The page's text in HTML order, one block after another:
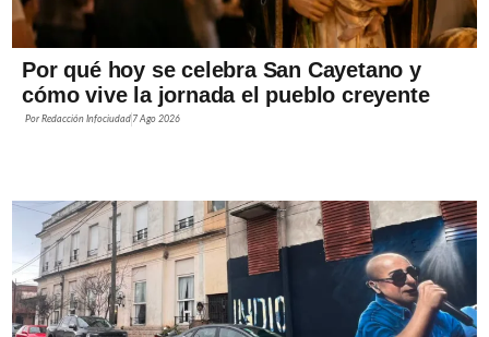
Por qué hoy se celebra San Cayetano y
cómo vive la jornada el pueblo creyente
PorRedacción Infociudad 7 Ago 2026